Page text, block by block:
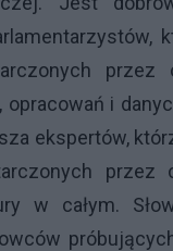
przez
opracowań i
ekspertów,
przez
w całym.